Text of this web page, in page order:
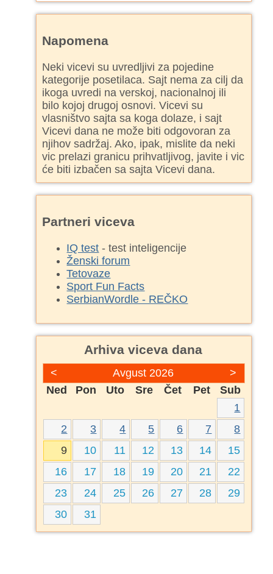
Napomena
Neki vicevi su uvredljivi za pojedine
kategorije posetilaca. Sajt nema za cilj da
ikoga uvredi na verskoj, nacionalnoj ili
bilo kojoj drugoj osnovi. Vicevi su
vlasništvo sajta sa koga dolaze, i sajt
Vicevi dana ne može biti odgovoran za
njihov sadržaj. Ako, ipak, mislite da neki
vic prelazi granicu prihvatljivog, javite i vic
će biti izbačen sa sajta Vicevi dana.
Partneri viceva
IQ test - test inteligencije
Ženski forum
Tetovaze
Sport Fun Facts
SerbianWordle - REČKO
Arhiva viceva dana
< >
Avgust 2026
Ned
Pon Uto Sre Čet Pet
Sub
1
2
3 4 5 6 7
8
9
10 11 12 13 14
15
16
17 18 19 20 21
22
23
24 25 26 27 28
29
30
31